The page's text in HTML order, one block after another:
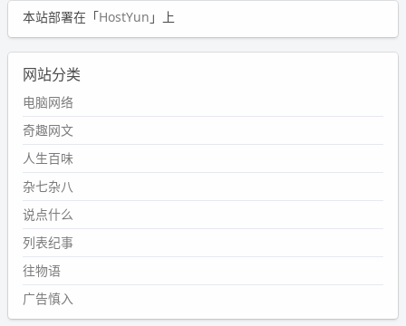
本站部署在「HostYun 」上
网站分类
电脑网络
奇趣网文
人生百味
杂七杂八
说点什么
列表纪事
往物语
广告慎入